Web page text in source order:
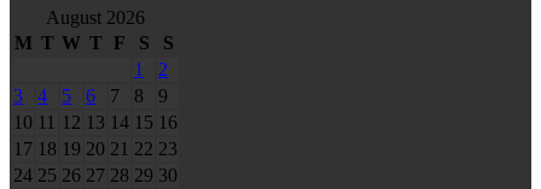
August 2026
M T W T F S
S
1
2
3
4 5 6 7 8
9
10 11 12 13 14 15 16
17 18 19 20 21 22 23
24 25 26 27 28 29 30